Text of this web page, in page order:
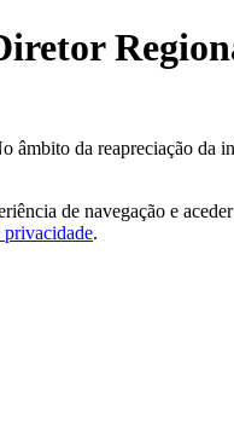
âmbito da reapreciação
de navegação e
privacidade.